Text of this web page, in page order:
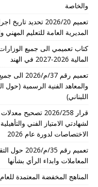
والخاصة
تعميم 2026/20
المديرية العامة للتعليم المهني والتقني للعام
كتاب تعميمي الى جميع
المالية 2026-2027 في الهند
تعميم رقم
والمعاهد الفنية الرسمية (حول
اللبناني)
قرار 2026/258
لشهادتي الامتياز الفني
الاختصاصات لدورة عام 2026
تعميم رقم
المعاملات وابداء الرأي بشأنها
المناهج المخفضة المعتمدة للعام